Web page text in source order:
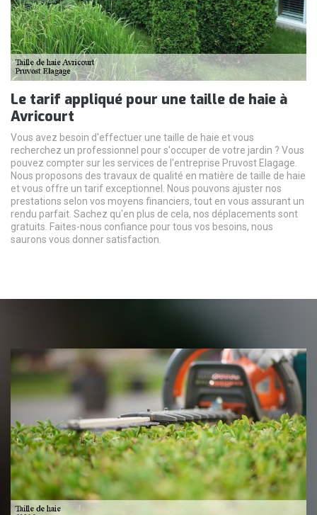
Le tarif appliqué pour une taille de haie à
Avricourt
Vous avez besoin d'effectuer une taille de haie et vous
recherchez un professionnel pour s'occuper de votre jardin ? Vous
pouvez compter sur les services de l'entreprise Pruvost Elagage.
Nous proposons des travaux de qualité en matière de taille de haie
et vous offre un tarif exceptionnel. Nous pouvons ajuster nos
prestations selon vos moyens financiers, tout en vous assurant un
rendu parfait. Sachez qu'en plus de cela, nos déplacements sont
gratuits. Faites-nous confiance pour tous vos besoins, nous
saurons vous donner satisfaction.